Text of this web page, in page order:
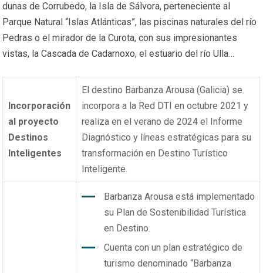
dunas de Corrubedo, la Isla de Sálvora, perteneciente al
Parque Natural “Islas Atlánticas”, las piscinas naturales del río
Pedras o el mirador de la Curota, con sus impresionantes
vistas, la Cascada de Cadarnoxo, el estuario del río Ulla…
Incorporación
al proyecto
Destinos
Inteligentes
El destino Barbanza Arousa (Galicia) se
incorpora a la Red DTI en octubre 2021 y
realiza en el verano de 2024 el Informe
Diagnóstico y líneas estratégicas para su
transformación en Destino Turístico
Inteligente.
Barbanza Arousa está implementado
su Plan de Sostenibilidad Turística
en Destino.
Cuenta con un plan estratégico de
turismo denominado “Barbanza